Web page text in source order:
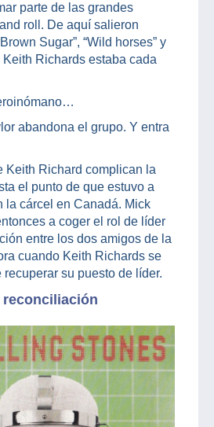
parte de las grandes
roll. De aquí salieron
Sugar”, “Wild horses” y
Keith Richards estaba cada
abandona el grupo. Y entra
Keith Richard complican la
el punto de que estuvo a
la cárcel en Canadá. Mick
a coger el rol de líder
entre los dos amigos de la
cuando Keith Richards se
su puesto de líder.
reconciliación